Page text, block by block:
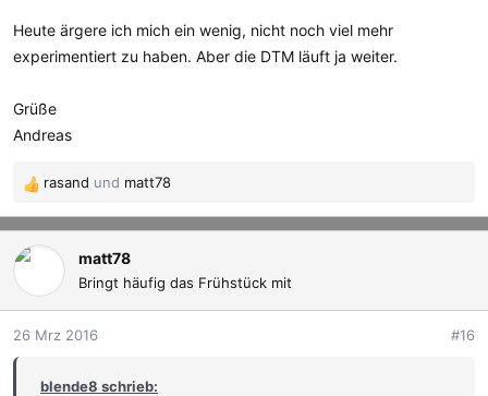
Heute ärgere ich mich ein wenig, nicht noch viel mehr
experimentiert zu haben. Aber die DTM läuft ja weiter.
Grüße
Andreas
R
e
a
k
n
rasand und matt78
matt78
Bringt häufig das Frühstück mit
26 Mrz 2016 #16
blende8 schrieb: